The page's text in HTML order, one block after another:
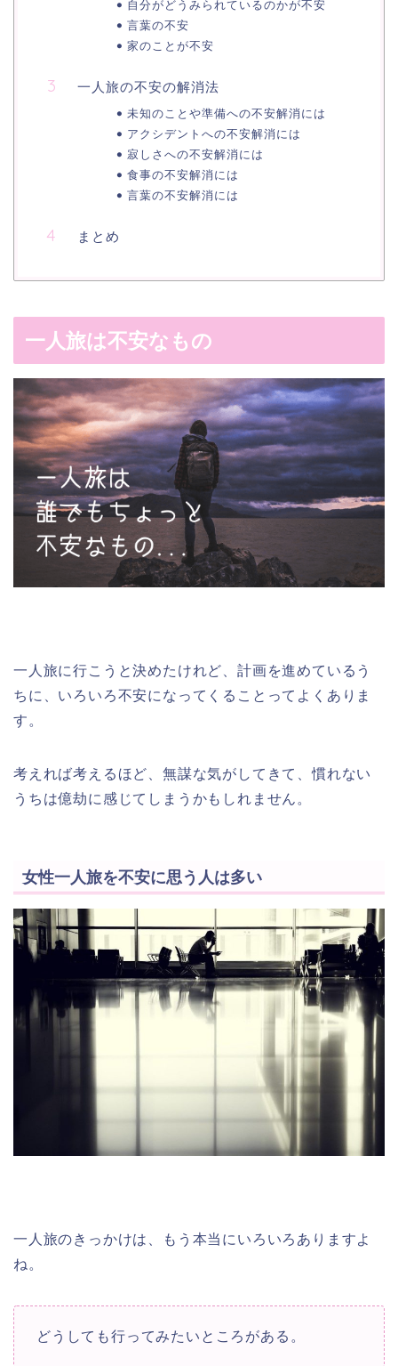
自分がどうみられているのかが不安
言葉の不安
家のことが不安
一人旅の不安の解消法
未知のことや準備への不安解消には
アクシデントへの不安解消には
寂しさへの不安解消には
食事の不安解消には
言葉の不安解消には
まとめ
一人旅は不安なもの
一人旅に行こうと決めたけれど、計画を進めているう
ちに、いろいろ不安になってくることってよくありま
す。
考えれば考えるほど、無謀な気がしてきて、慣れない
うちは億劫に感じてしまうかもしれません。
女性一人旅を不安に思う人は多い
一人旅のきっかけは、もう本当にいろいろありますよ
ね。
どうしても行ってみたいところがある。